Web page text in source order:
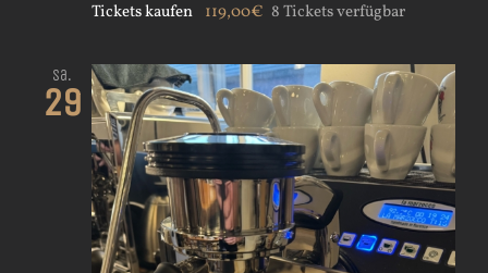
Tickets kaufen 119,00€ 8 Tickets verfügbar
Sa.
29